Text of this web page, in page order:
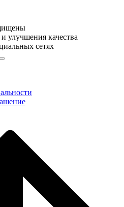
улучшения качества
сетях